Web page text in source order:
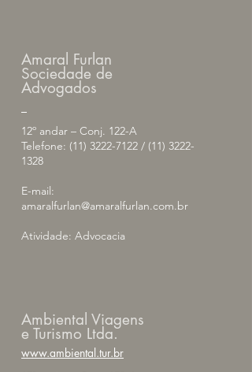
Amaral Furlan
Sociedade de
Advogados
12º andar – Conj. 122-A
Telefone: (11) 3222-7122 / (11) 3222-
1328
E-mail:
amaralfurlan@amaralfurlan.com.br
Atividade: Advocacia
Ambiental Viagens
e Turismo Ltda.
www.ambiental.tur.br